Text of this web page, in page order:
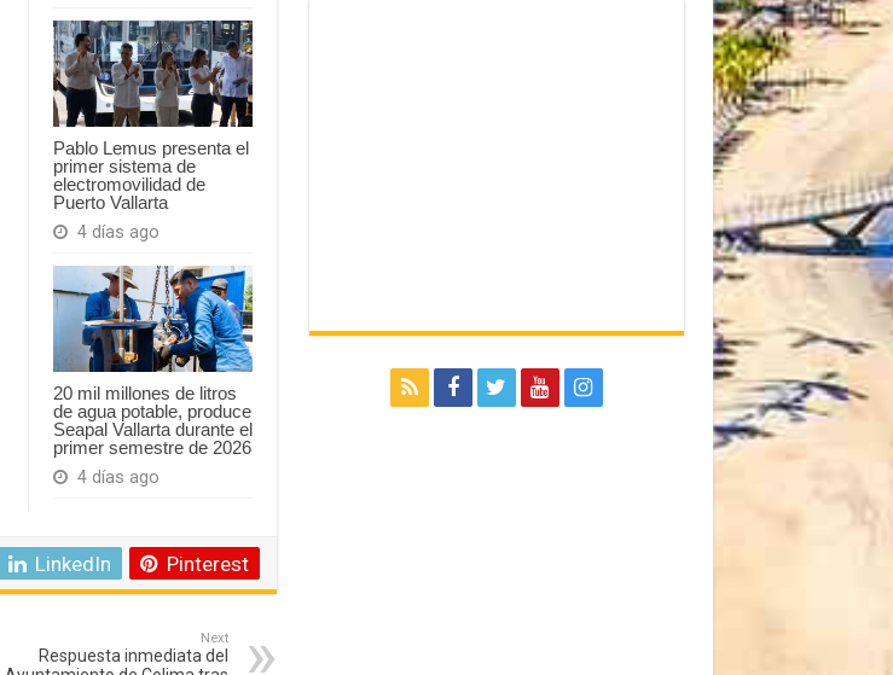
Pablo Lemus presenta el
primer sistema de
electromovilidad de
Puerto Vallarta
4 días ago
20 mil millones de litros
de agua potable, produce
Seapal Vallarta durante el
primer semestre de 2026
4 días ago
LinkedIn Pinterest
Next
Respuesta inmediata del